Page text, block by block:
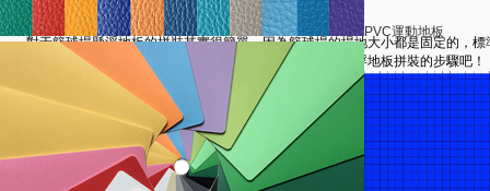
PVC運動地板
籃球場懸浮地板拼裝步驟？
對于籃球場懸浮地板的拼裝其實很簡單，因為籃球場的場地大小都是固定的，
處理，確保籃球場的基層后，下面小編就來介紹一下籃球場懸浮地板拼裝的步驟吧！